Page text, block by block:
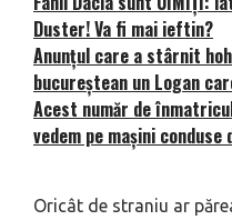
Duster! Va fi mai ieftin?
Anunțul care a stârnit
bucureștean un Logan
Acest număr de
vedem pe maşini conduse
Oricât de straniu ar